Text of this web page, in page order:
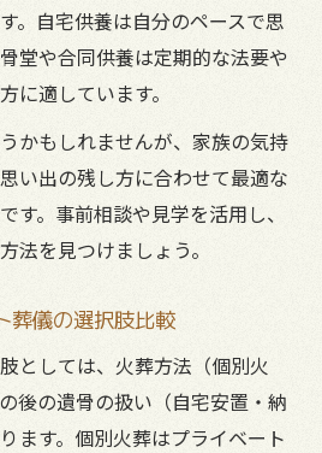
。自宅供養は自分のペースで思
堂や合同供養は定期的な法要や
に適しています。
かもしれませんが、家族の気持
い出の残し方に合わせて最適な
す。事前相談や見学を活用し、
法を見つけましょう。
葬儀の選択肢比較
としては、火葬方法（個別火
後の遺骨の扱い（自宅安置・納
ます。個別火葬はプライベート